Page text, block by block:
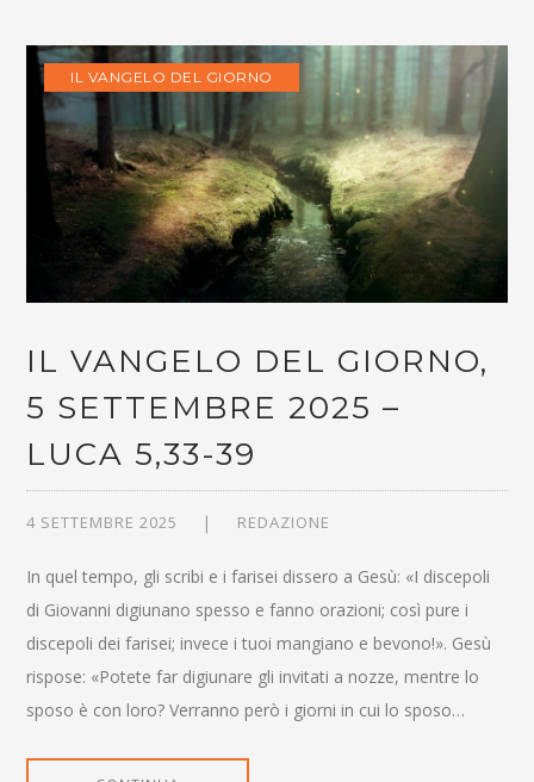
IL VANGELO DEL GIORNO
IL VANGELO DEL GIORNO,
5 SETTEMBRE 2025 –
LUCA 5,33-39
4 SETTEMBRE 2025 REDAZIONE
In quel tempo, gli scribi e i farisei dissero a Gesù: «I discepoli
di Giovanni digiunano spesso e fanno orazioni; così pure i
discepoli dei farisei; invece i tuoi mangiano e bevono!». Gesù
rispose: «Potete far digiunare gli invitati a nozze, mentre lo
sposo è con loro? Verranno però i giorni in cui lo sposo…